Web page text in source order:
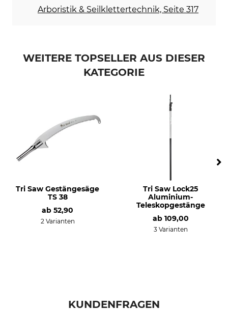
Arboristik & Seilklettertechnik, Seite 317
WEITERE TOPSELLER AUS DIESER
KATEGORIE
Tri Saw Gestängesäge
TS 38
ab 52,90
2 Varianten
Tri Saw Lock25
Aluminium-
Teleskopgestänge
ab 109,00
3 Varianten
KUNDENFRAGEN